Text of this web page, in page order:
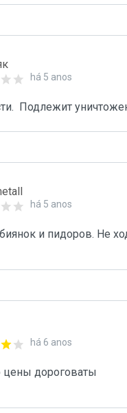
há 5 anos
Подлежит
há 5 anos
и пидоров. Не
há 6 anos
цены дороговаты